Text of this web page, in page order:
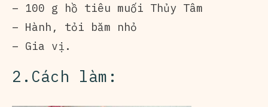
– 100 g hồ tiêu muối Thủy Tâm
– Hành, tỏi băm nhỏ
– Gia vị.
2.Cách làm: